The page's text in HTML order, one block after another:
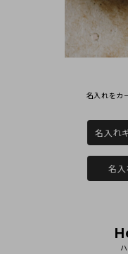
り、とてもおしゃれで
また、お願いしたいで
ファンになりました。
2018/04/11 10:39:54
レビューのご投稿ありが
いただけたようで大変嬉
す。今後ともよろしくお
名入れをカ
名入れ
名